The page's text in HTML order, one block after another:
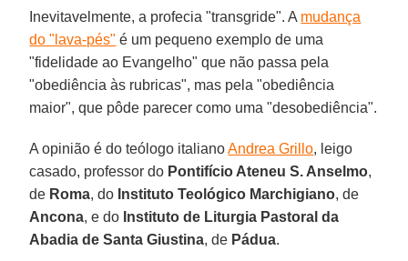
Inevitavelmente, a profecia "transgride". A mudança
do "lava-pés" é um pequeno exemplo de uma
"fidelidade ao Evangelho" que não passa pela
"obediência às rubricas", mas pela "obediência
maior", que pôde parecer como uma "desobediência".
A opinião é do teólogo italianoAndrea Grillo, leigo
casado, professor do Pontifício Ateneu S. Anselmo,
de Roma, do Instituto Teológico Marchigiano, de
Ancona, e do Instituto de Liturgia Pastoral da
Abadia de Santa Giustina, de Pádua.